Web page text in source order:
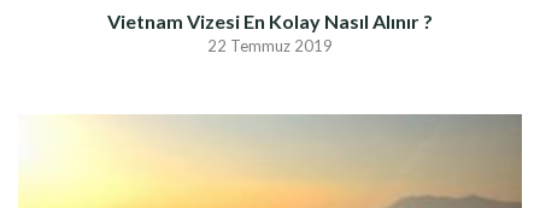
Vietnam Vizesi En Kolay Nasıl Alınır ?
22 Temmuz 2019